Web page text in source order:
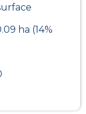
ha (14%